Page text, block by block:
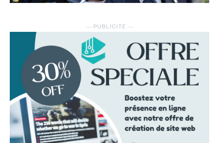
― PUBLICITE ―